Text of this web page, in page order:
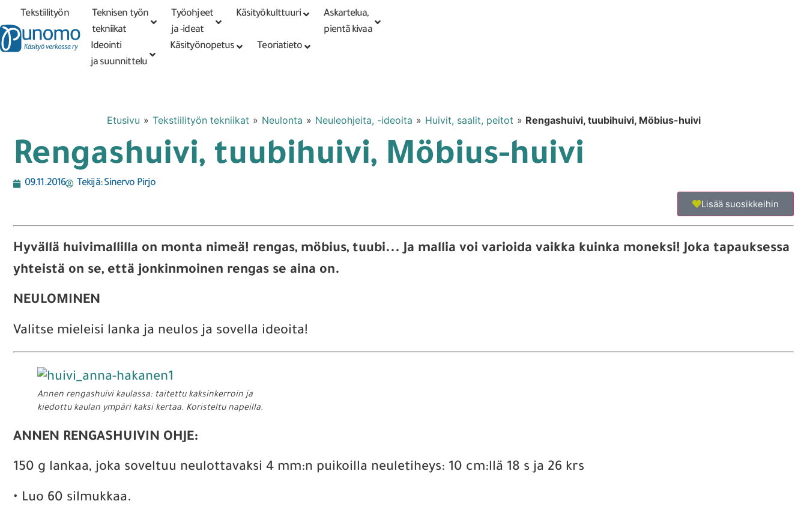
Tarkennettu PunomoputiikkiKirjaudu tai
rekisteröidy
Tekstiilityön
tekniikat
Teknisen työn
tekniikat
Työohjeet
ja -ideat
Käsityökulttuuri
Askartelua,
pientä kivaa
Ideointi
ja suunnittelu
Käsityönopetus Teoriatieto
Etusivu » Tekstiilityön tekniikat » Neulonta » Neuleohjeita, -ideoita » Huivit, saalit, peitot » Rengashuivi, tuubihuivi, Möbius-huivi
Rengashuivi, tuubihuivi, Möbius-huivi
09.11.2016 Tekijä:Sinervo Pirjo
Lisää suosikkeihin
Hyvällä huivimallilla on monta nimeä! rengas, möbius, tuubi... Ja mallia voi varioida vaikka kuinka moneksi! Joka tapauksessa
yhteistä on se, että jonkinmoinen rengas se aina on.
NEULOMINEN
Valitse mieleisi lanka ja neulos ja sovella ideoita!
Annen rengashuivi kaulassa: taitettu kaksinkerroin ja
kiedottu kaulan ympäri kaksi kertaa. Koristeltu napeilla.
ANNEN RENGASHUIVIN OHJE:
150 g lankaa, joka soveltuu neulottavaksi 4 mm:n puikoilla neuletiheys: 10 cm:llä 18 s ja 26 krs
• Luo 60 silmukkaa.